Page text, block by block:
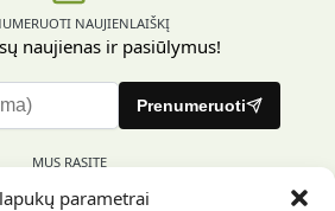
parametrai
NAUJIENLAIŠKĮ
naujienas ir pasiūlymus!
Prenumeruoti
MUS RASITE